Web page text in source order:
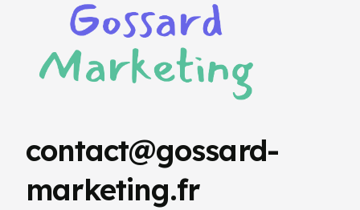
contact@gossard-
marketing.fr